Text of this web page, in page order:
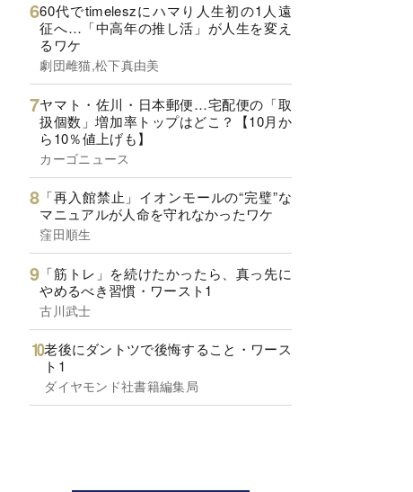
60代でtimeleszにハマり人生初の1人遠
征へ…「中高年の推し活」が人生を変え
るワケ
劇団雌猫,松下真由美
ヤマト・佐川・日本郵便…宅配便の「取
扱個数」増加率トップはどこ？【10月か
ら10％値上げも】
カーゴニュース
「再入館禁止」イオンモールの“完璧”な
マニュアルが人命を守れなかったワケ
窪田順生
「筋トレ」を続けたかったら、真っ先に
やめるべき習慣・ワースト1
古川武士
老後にダントツで後悔すること・ワース
ト1
ダイヤモンド社書籍編集局